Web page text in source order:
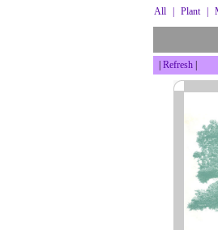
All Plant
Refresh